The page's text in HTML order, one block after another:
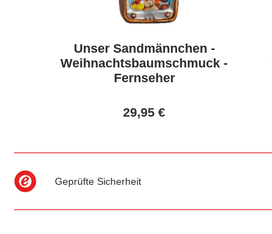
Unser Sandmännchen -
Weihnachtsbaumschmuck -
Fernseher
29,95 €
Geprüfte Sicherheit